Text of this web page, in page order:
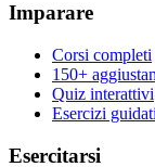
Imparare
Corsi completi
150+
Quiz interattivi
Esercizi guidati
Esercitarsi